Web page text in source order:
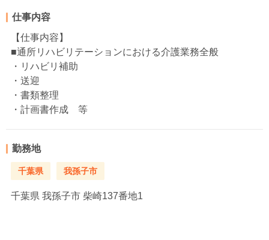
仕事内容
【仕事内容】
■通所リハビリテーションにおける介護業務全般
・リハビリ補助
・送迎
・書類整理
・計画書作成 等
勤務地
千葉県 我孫子市
千葉県 我孫子市 柴崎137番地1